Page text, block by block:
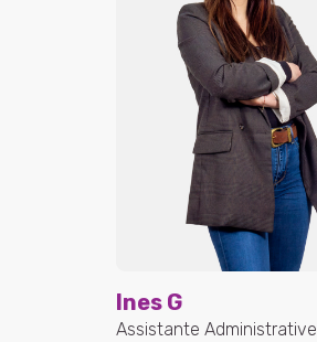
Ines G
Assistante Administrative